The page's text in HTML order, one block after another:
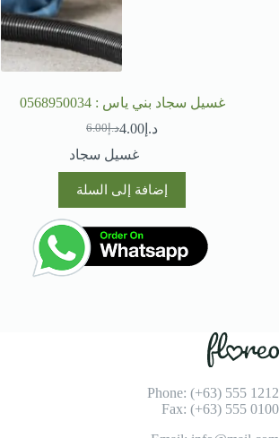
غسيل سجاد بني ياس : 0568950034
د.إ6.00
السعر
الأصلي
هو:
د.إ 4.00السعر
الحالي
هو:
غسيل سجاد
إضافة إلى السلة
Phone: (+63) 555 1212
Fax: (+63) 555 0100